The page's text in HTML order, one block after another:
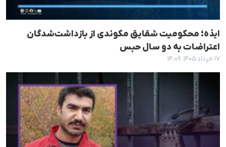
ایذه؛ محکومیت شقایق مکوندی از بازداشت‌شدگان
اعتراضات به دو سال حبس
۱۷ خرداد ۱۴۰۵، ۱۴:۰۹